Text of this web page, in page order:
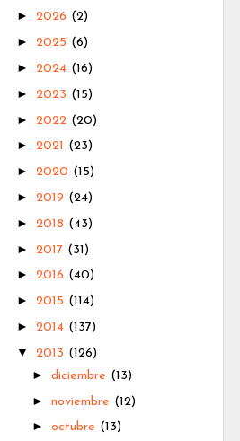
► 2026 (2)
► 2025 (6)
► 2024 (16)
► 2023 (15)
► 2022 (20)
► 2021 (23)
► 2020 (15)
► 2019 (24)
► 2018 (43)
► 2017 (31)
► 2016 (40)
► 2015 (114)
► 2014 (137)
▼ 2013 (126)
►diciembre (13)
►noviembre (12)
►octubre (13)